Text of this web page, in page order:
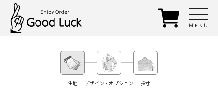
ＭＥＮＵ
生地 デザイン・オプション 採寸